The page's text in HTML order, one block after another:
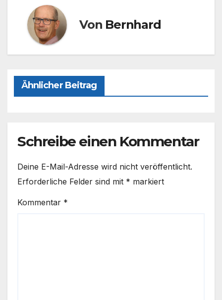
o
o
k
o
n
Von Bernhard
Ähnlicher Beitrag
Schreibe einen Kommentar
Deine E-Mail-Adresse wird nicht veröffentlicht.
Erforderliche Felder sind mit * markiert
Kommentar *